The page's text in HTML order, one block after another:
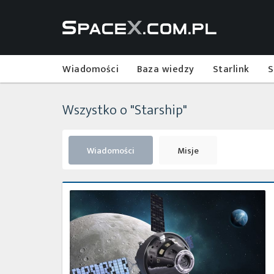
Wiadomości Baza wiedzy Starlink
Wszystko o "Starship"
Wiadomości Misje
Promieniowanie
kosmiczne
a
podróże
międzyplanetarne
część